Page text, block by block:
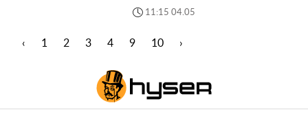
11:15 04.05
‹ 1 2 3 4 9 10 ›